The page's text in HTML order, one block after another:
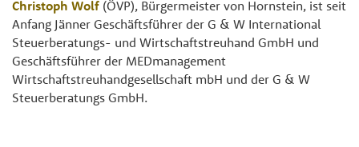
Christoph Wolf (ÖVP), Bürgermeister von Hornstein, ist seit
Anfang Jänner Geschäftsführer der G & W International
Steuerberatungs- und Wirtschaftstreuhand GmbH und
Geschäftsführer der MEDmanagement
Wirtschaftstreuhandgesellschaft mbH und der G & W
Steuerberatungs GmbH.